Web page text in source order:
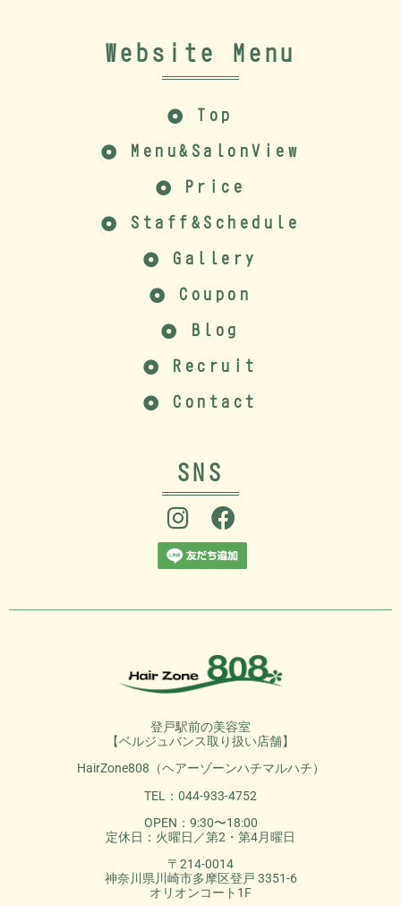
Website Menu
Top
Menu&SalonView
Price
Staff&Schedule
Gallery
Coupon
Blog
Recruit
Contact
SNS
登戸駅前の美容室
【ベルジュバンス取り扱い店舗】
HairZone808（ヘアーゾーンハチマルハチ）
TEL：044-933-4752
OPEN：9:30〜18:00
定休日：火曜日／第2・第4月曜日
〒214-0014
神奈川県川崎市多摩区登戸 3351-6
オリオンコート1F